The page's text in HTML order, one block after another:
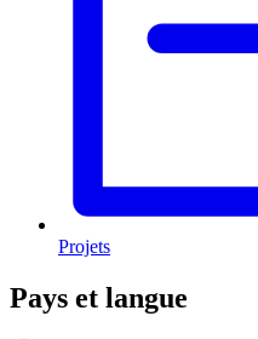
Projets
Pays et langue